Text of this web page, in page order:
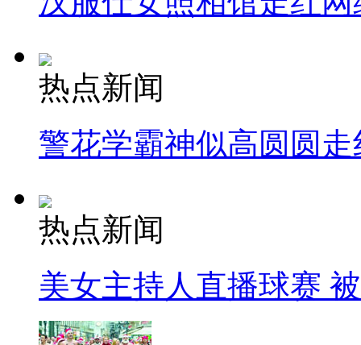
热点新闻
警花学霸神似高圆圆走
热点新闻
美女主持人直播球赛